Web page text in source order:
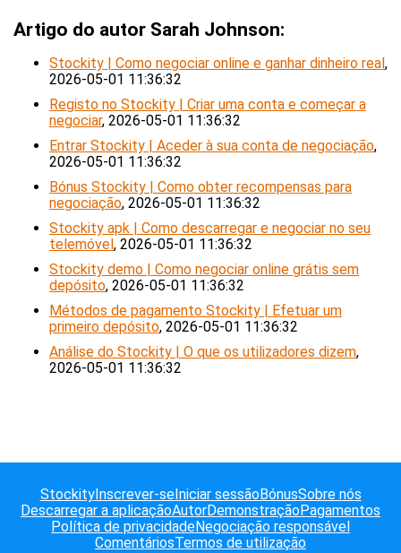
Artigo do autor Sarah Johnson:
Stockity | Como negociar online e ganhar dinheiro real ,
2026-05-01 11:36:32
Registo no Stockity | Criar uma conta e começar a
negociar, 2026-05-01 11:36:32
Entrar Stockity | Aceder à sua conta de negociação,
2026-05-01 11:36:32
Bónus Stockity | Como obter recompensas para
negociação, 2026-05-01 11:36:32
Stockity apk | Como descarregar e negociar no seu
telemóvel , 2026-05-01 11:36:32
Stockity demo | Como negociar online grátis sem
depósito, 2026-05-01 11:36:32
Métodos de pagamento Stockity | Efetuar um
primeiro depósito, 2026-05-01 11:36:32
Análise do Stockity | O que os utilizadores dizem,
2026-05-01 11:36:32
StockityInscrever-seIniciar sessãoBónusSobre nós
Descarregar a aplicaçãoAutorDemonstraçãoPagamentos
Política de privacidadeNegociação responsável
ComentáriosTermos de utilização